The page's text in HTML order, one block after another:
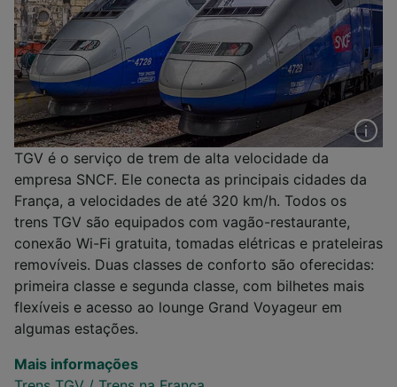
TGV é o serviço de trem de alta velocidade da
empresa SNCF. Ele conecta as principais cidades da
França, a velocidades de até 320 km/h. Todos os
trens TGV são equipados com vagão-restaurante,
conexão Wi-Fi gratuita, tomadas elétricas e prateleiras
removíveis. Duas classes de conforto são oferecidas:
primeira classe e segunda classe, com bilhetes mais
flexíveis e acesso ao lounge Grand Voyageur em
algumas estações.
Mais informações